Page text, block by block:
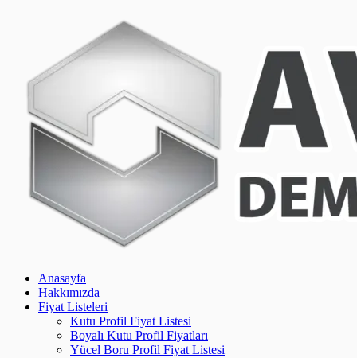
Anasayfa
Hakkımızda
Fiyat Listeleri
Kutu Profil Fiyat Listesi
Boyalı Kutu Profil Fiyatları
Yücel Boru Profil Fiyat Listesi